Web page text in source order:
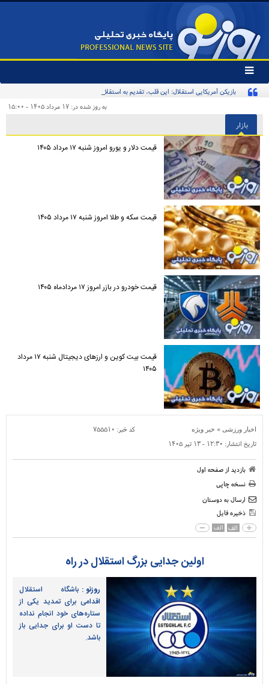
تغییر
وضعیت
منوی
ها
بازیکن آمریکایی استقلال: این قلب، تقدیم به استقلال و استقلالی‌ها/ تیم‌ملی ایران پیشنهاد
به روز شده در: ۱۷ مرداد ۱۴۰۵ - ۱۵:۰۰
بازار
قیمت دلار و یورو امروز شنبه ۱۷ مرداد ۱۴۰۵
قیمت سکه و طلا امروز شنبه ۱۷ مرداد ۱۴۰۵
قیمت خودرو در بازر امروز ۱۷ مردادماه ۱۴۰۵
قیمت بیت کوین و ارز‌های دیجیتال شنبه ۱۷ مرداد
۱۴۰۵
اخبار ورزشی » خبر ویژه کد خبر: ۷۵۵۵۱۰
تاریخ انتشار: ۱۲:۳۰ - ۱۳ تير ۱۴۰۵
بازدید از صفحه اول
نسخه چاپی
ارسال به دوستان
ذخیره فایل
الف الف
اولین جدایی بزرگ استقلال در راه
روزنو : باشگاه استقلال
اقدامی برای تمدید یکی از
ستاره‌های خود انجام نداده
تا دست او برای جدایی باز
باشد.